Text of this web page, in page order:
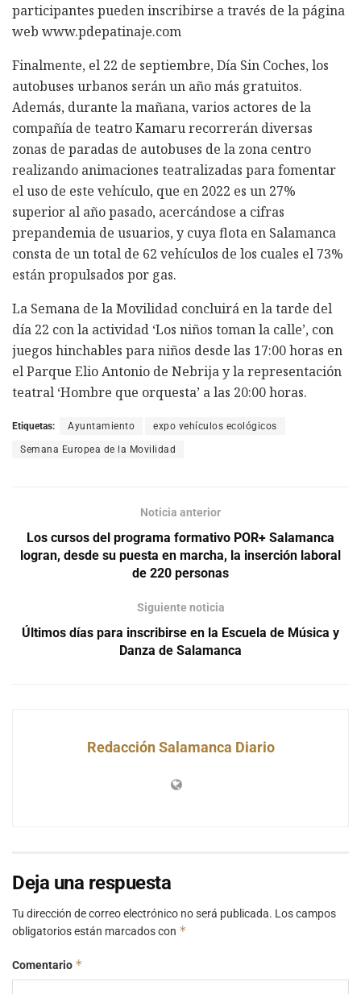
participantes pueden inscribirse a través de la página
web www.pdepatinaje.com
Finalmente, el 22 de septiembre, Día Sin Coches, los
autobuses urbanos serán un año más gratuitos.
Además, durante la mañana, varios actores de la
compañía de teatro Kamaru recorrerán diversas
zonas de paradas de autobuses de la zona centro
realizando animaciones teatralizadas para fomentar
el uso de este vehículo, que en 2022 es un 27%
superior al año pasado, acercándose a cifras
prepandemia de usuarios, y cuya flota en Salamanca
consta de un total de 62 vehículos de los cuales el 73%
están propulsados por gas.
La Semana de la Movilidad concluirá en la tarde del
día 22 con la actividad ‘Los niños toman la calle’, con
juegos hinchables para niños desde las 17:00 horas en
el Parque Elio Antonio de Nebrija y la representación
teatral ‘Hombre que orquesta’ a las 20:00 horas.
Etiquetas: Ayuntamiento expo vehículos ecológicos
Semana Europea de la Movilidad
Noticia anterior
Los cursos del programa formativo POR+ Salamanca
logran, desde su puesta en marcha, la inserción laboral
de 220 personas
Siguiente noticia
Últimos días para inscribirse en la Escuela de Música y
Danza de Salamanca
Redacción Salamanca Diario
Deja una respuesta
Tu dirección de correo electrónico no será publicada. Los campos
obligatorios están marcados con *
Comentario *